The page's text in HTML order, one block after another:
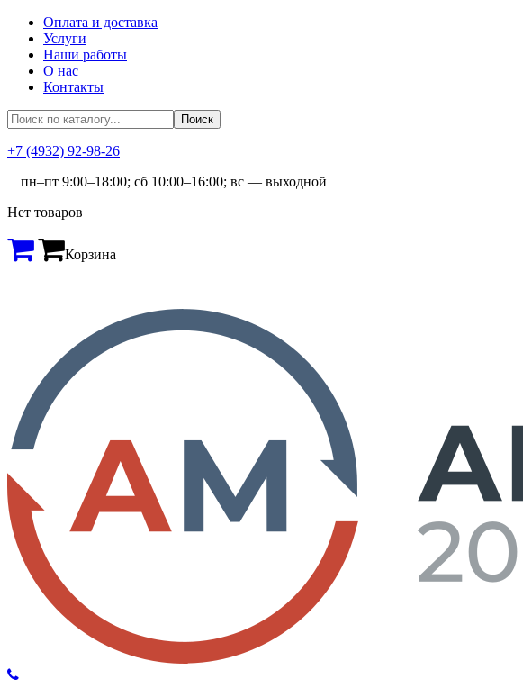
Оплата и доставка
Услуги
Наши работы
О нас
Контакты
+7 (4932) 92-98-26
пн–пт 9:00–18:00; сб 10:00–16:00; вс — выходной
Нет товаров
Корзина